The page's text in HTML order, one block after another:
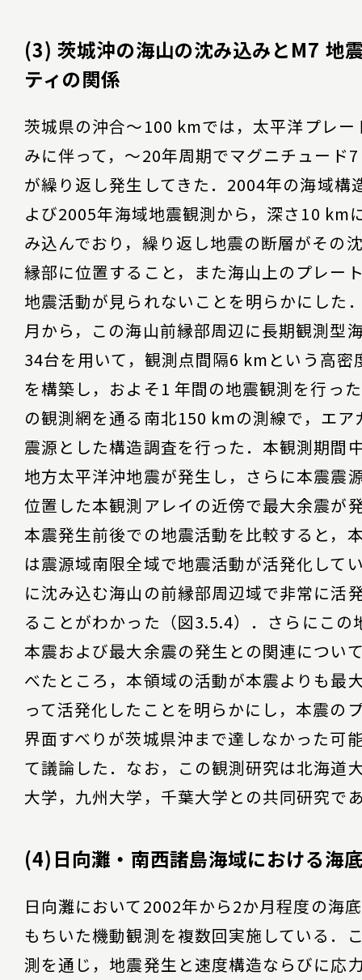
(3) 茨城沖の海山の沈み込みとM7 地
ティの関係
茨城県の沖合～100 kmでは，太平洋プレー
みに伴って，～20年周期でマグニチュード
が繰り返し発生してきた．2004年の海域構
よび2005年海域地震観測から，深さ10 km
み込んでおり，繰り返し地震の断層がその
縁部に位置すること，また海山上のプレー
地震活動が見られないことを明らかにした
月から，この海山前縁部周辺に長期観測型
34台を用いて，観測点間隔6 kmという高密
を構築し，およそ1 年間の地震観測を行っ
の観測網を通る南北150 kmの測線で，エア
震源とした構造調査を行った．本観測期間
地方太平洋沖地震が発生し，さらに本震震
位置した本観測アレイの近傍で最大余震が
本震発生前後での地震活動を比較すると，
は震源域南限全域で地震活動が活発化して
に沈み込む海山の前縁部周辺域で非常に活
ることがわかった（図3.5.4）．さらにこの
本震および最大余震の発生との関連につい
べたところ，本領域の活動が本震よりも最
って活発化したことを明らかにし，本震の
界面すべりが茨城県沖まで達しなかった可
て議論した．なお，この観測研究は北海道
大学，九州大学，千葉大学との共同研究で
(4)日向灘・南西諸島海域における海
日向灘において2002年から2か月程度の海
もちいた機動観測を複数回実施している．
測を通じ，地震発生と速度構造ならびに応